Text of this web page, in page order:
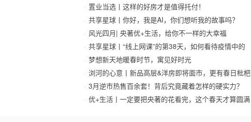
置业当选丨这样的好房才是值得托付！
共享星球丨你好，我是AI，你们想听我的故事吗？
风光四月| 央著优+生活，给你不一样的大幸福
共享星球丨“线上网课”的第38天，如何看待疫情中的
梦想新天地暖春时节，寓见好时光
浏河的心意丨新品高层&洋房即将面市，更有春日枇杷
3月逆市热售百余套！背后究竟藏着怎样的硬实力？
优+生活丨一定要把央著的花看完，这个春天才算圆满